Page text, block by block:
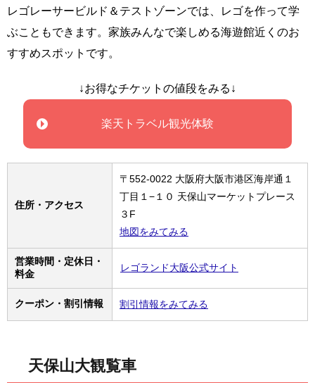
レゴレーサービルド＆テストゾーンでは、レゴを作って学
ぶこともできます。家族みんなで楽しめる海遊館近くのお
すすめスポットです。
↓お得なチケットの値段をみる↓
楽天トラベル観光体験
住所・アクセス
〒552-0022 大阪府大阪市港区海岸通１
丁目１−１０ 天保山マーケットプレース
３F
地図をみてみる
営業時間・定休日・
料金
レゴランド大阪公式サイト
クーポン・割引情報 割引情報をみてみる
天保山大観覧車